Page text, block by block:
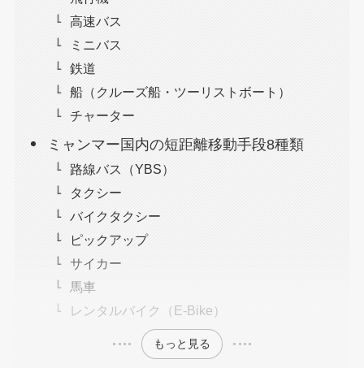
高速バス
ミニバス
鉄道
船（クルーズ船・ツーリストボート）
チャーター
ミャンマー国内の短距離移動手段8種類
路線バス（YBS）
タクシー
バイクタクシー
ピックアップ
サイカー
馬車
レンタルバイク（E-Bike）
もっと見る